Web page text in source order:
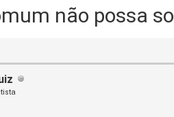
não possa